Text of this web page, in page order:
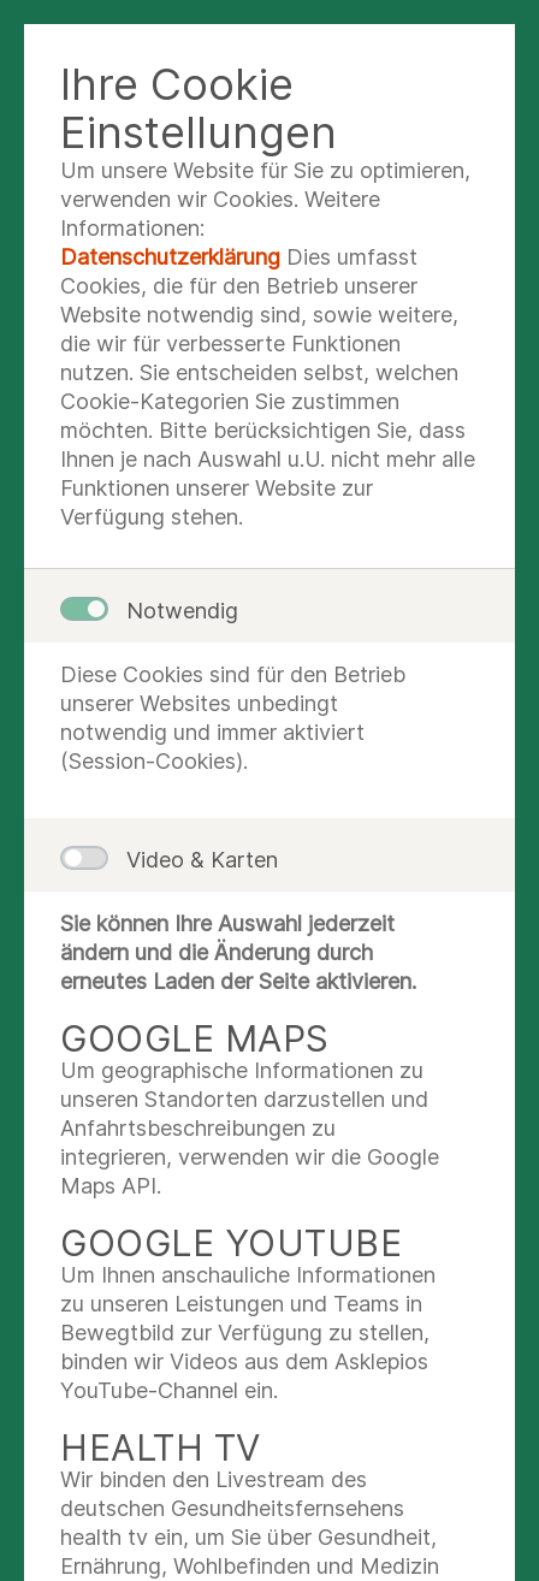
KLINIK NORD - HEIDBERG
Krampfanfälle und
Epilepsien
Krampfanfälle sind ein häufiges Phänomen im
Kindesalter. Ca. 3-5% aller Kinder erleben bis
zum 6.Lebensjahr einen Fieberkrampf, ca. 5 von
1000 Kindern einen Krampfanfall ohne Fieber.
Fieberkrämpfesind Krampfanfälle, die im
Rahmen, häufig zu Anfang, eines
hochfieberhaften Infektes auftreten. Meist
der Infektion stationär aufgenommen. Sobald
(ohne Fiebersenkung) besteht, erfolgt die
Entlassung unter Mitgabe eines krampflösenden
Medikamentes. Eine EEG-Untersuchung ist nur
bei Komplikationen des Anfalls wie Einseitigkeit
Aufenthaltes erforderlich und wird meist erst
nach der Entlassung durchgeführt. Sehr selten
begonnen werden.
Seltener als ein Fieberkrampf ist ein Anfall ohne
eine umfangreichere stationäre oder ambulante
Untersuchung erforderlich, die immer ein EEG
beinhaltet, je nach den genauen Bedingungen
eine sog. „Bildgebung“ des Kopfes, meist MRT,
eine augenärztliche Untersuchung sowie Blut-
und Urinuntersuchungen.
Die Frage, ob eine Dauerbehandlung gegen
Anfälle erfolgen muß, hängt dann von vielen
Bedingungen ab.
Für Kinder mit Krampfanfällen oder Epilepsien
wird eine ambulante Langzeitbetreuung im
Sprechstundenzeit: Montags 8-11.00 Uhr
Terminvergabe über das Kinderambulanzzentrum
Eine Einweisung oder Überweisung ist in der
Regel nicht erforderlich, es reicht die KK-Karte
Ihre Cookie
Einstellungen
Um unsere Website für Sie zu optimieren,
verwenden wir Cookies. Weitere
Informationen:
Datenschutzerklärung Dies umfasst
Cookies, die für den Betrieb unserer
Website notwendig sind, sowie weitere,
die wir für verbesserte Funktionen
nutzen. Sie entscheiden selbst, welchen
Cookie-Kategorien Sie zustimmen
möchten. Bitte berücksichtigen Sie, dass
Ihnen je nach Auswahl u.U. nicht mehr alle
Funktionen unserer Website zur
Verfügung stehen.
Notwendig
Diese Cookies sind für den Betrieb
unserer Websites unbedingt
notwendig und immer aktiviert
(Session-Cookies).
Video & Karten
Sie können Ihre Auswahl jederzeit
ändern und die Änderung durch
erneutes Laden der Seite aktivieren.
GOOGLE MAPS
Um geographische Informationen zu
unseren Standorten darzustellen und
Anfahrtsbeschreibungen zu
integrieren, verwenden wir die Google
Maps API.
GOOGLE YOUTUBE
Um Ihnen anschauliche Informationen
zu unseren Leistungen und Teams in
Bewegtbild zur Verfügung zu stellen,
binden wir Videos aus dem Asklepios
YouTube-Channel ein.
HEALTH TV
Wir binden den Livestream des
deutschen Gesundheitsfernsehens
health tv ein, um Sie über Gesundheit,
Ernährung, Wohlbefinden und Medizin